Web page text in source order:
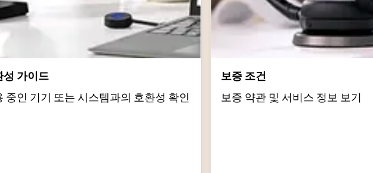
성 가이드
중인 기기 또는 시스템과의 호환성 확인
보증 조건
보증 약관 및 서비스 정보 보기